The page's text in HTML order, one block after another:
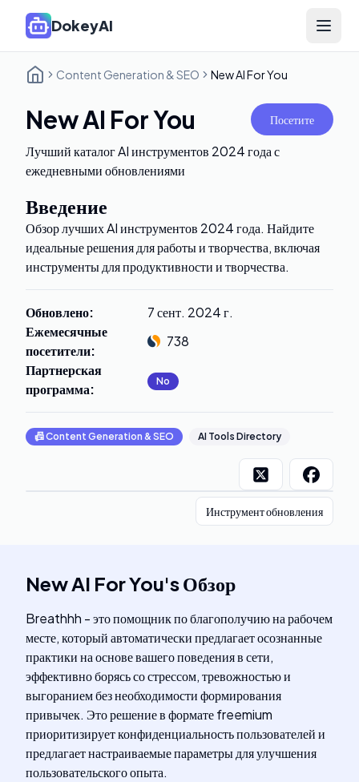
DokeyAI Open
Content Generation & SEO New AI For You
New AI For You Посетите
Лучший каталог AI инструментов 2024 года с
ежедневными обновлениями
Введение
Обзор лучших AI инструментов 2024 года. Найдите
идеальные решения для работы и творчества, включая
инструменты для продуктивности и творчества.
Обновлено:
7 сент. 2024 г.
Ежемесячные
посетители:
738
Партнерская
программа: No
📠Content Generation & SEO AI Tools Directory
Инструмент обновления
New AI For You'sОбзор
Breathhh - это помощник по благополучию на рабочем
месте, который автоматически предлагает осознанные
практики на основе вашего поведения в сети,
эффективно борясь со стрессом, тревожностью и
выгоранием без необходимости формирования
привычек. Это решение в формате freemium
приоритизирует конфиденциальность пользователей и
предлагает настраиваемые параметры для улучшения
пользовательского опыта.